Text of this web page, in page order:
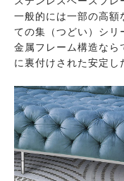
一般的には一部の高額
ての集（つどい）シリ
金属フレーム構造なら
に裏付けされた安定し